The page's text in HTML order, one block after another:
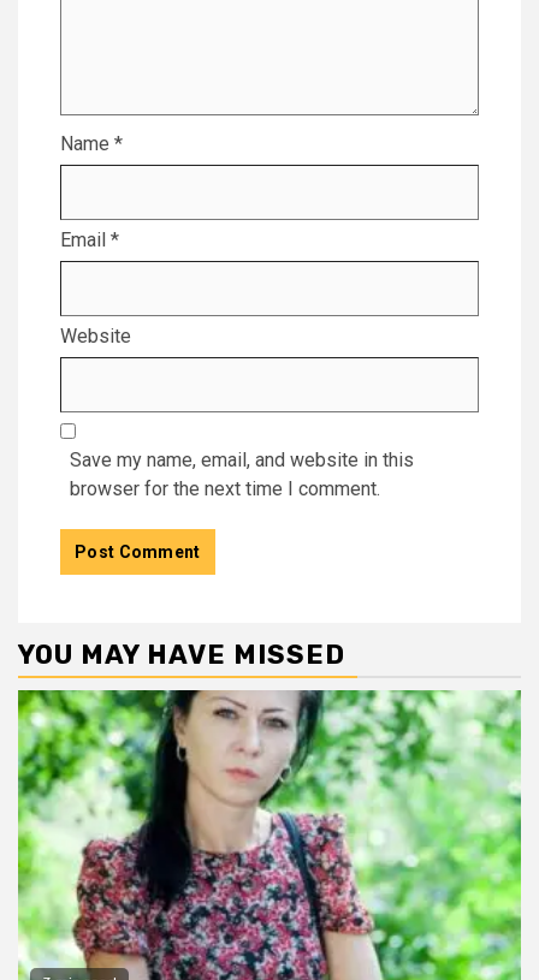
Name *
Email *
Website
Save my name, email, and website in this
browser for the next time I comment.
YOU MAY HAVE MISSED